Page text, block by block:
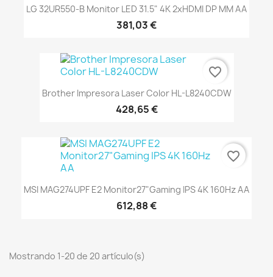
LG 32UR550-B Monitor LED 31.5" 4K 2xHDMI DP MM AA
381,03 €
Brother Impresora Laser Color HL-L8240CDW
428,65 €
favorite_border
MSI MAG274UPF E2 Monitor27"Gaming IPS 4K 160Hz AA
612,88 €
favorite_border
Mostrando 1-20 de 20 artículo(s)